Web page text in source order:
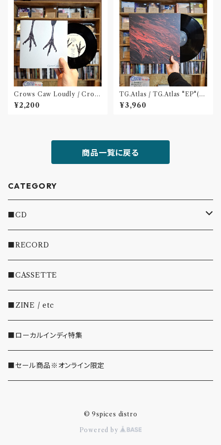
Crows Caw Loudly / Crow
s Caw Loudly(2枚組 7 inch)
¥2,200
TG.Atlas / TG.Atlas "EP"(12
inch)〝旭川〟
¥3,960
商品一覧に戻る
CATEGORY
■CD
・INDIE
・EMO/PUNK/POST HC
・SHOEGAZE/DREAMPOP/POST ROCK
・OTHER(LOUD/JUNK/RAP/ etc...)
■RECORD
■CASSETTE
■ZINE / etc
■ローカルインディ特集
■セール商品※オンライン限定
© 9spices distro
Powered by